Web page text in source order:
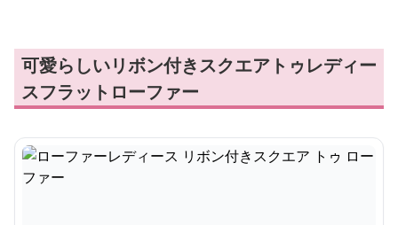
可愛らしいリボン付きスクエアトゥレディー
スフラットローファー